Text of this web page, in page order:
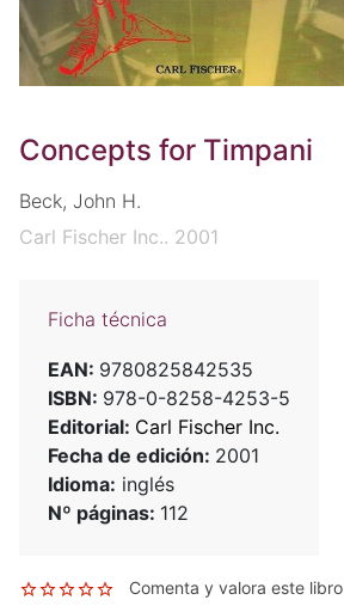
Concepts for Timpani
Beck, John H.
Carl Fischer Inc.. 2001
Ficha técnica
EAN: 9780825842535
ISBN: 978-0-8258-4253-5
Editorial: Carl Fischer Inc.
Fecha de edición: 2001
Idioma: inglés
Nº páginas: 112
Comenta y valora este libro